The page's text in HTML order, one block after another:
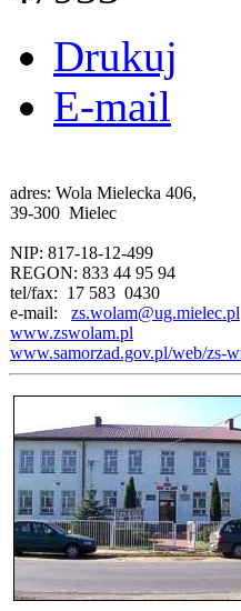
Drukuj
E-mail
adres: Wola Mielecka 406,
39-300 Mielec
NIP: 817-18-12-499
REGON: 833 44 95 94
tel/fax: 17 583 0430
e-mail: zs.wolam@ug.mielec.pl
www.zswolam.pl
www.samorzad.gov.pl/web/zs-